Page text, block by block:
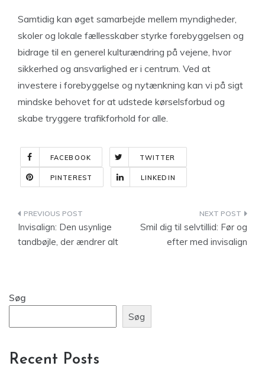
Samtidig kan øget samarbejde mellem myndigheder,
skoler og lokale fællesskaber styrke forebyggelsen og
bidrage til en generel kulturændring på vejene, hvor
sikkerhed og ansvarlighed er i centrum. Ved at
investere i forebyggelse og nytænkning kan vi på sigt
mindske behovet for at udstede kørselsforbud og
skabe tryggere trafikforhold for alle.
FACEBOOK TWITTER
PINTEREST LINKEDIN
Indlægsnavigation
Invisalign: Den usynlige
tandbøjle, der ændrer alt
Smil dig til selvtillid: Før og
efter med invisalign
Søg
Søg
Recent Posts